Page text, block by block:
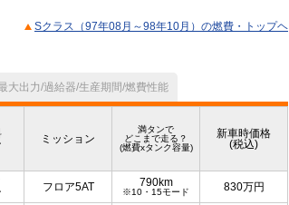
Sクラス（97年08月～98年10月）の燃費・トップヘ
大出力/過給器/生産期間/燃費性能
ミッション
満タンで
どこまで走る？
(燃費xタンク容量)
新車時価格
(税込)
フロア5AT 790km
※10・15モード 830万円